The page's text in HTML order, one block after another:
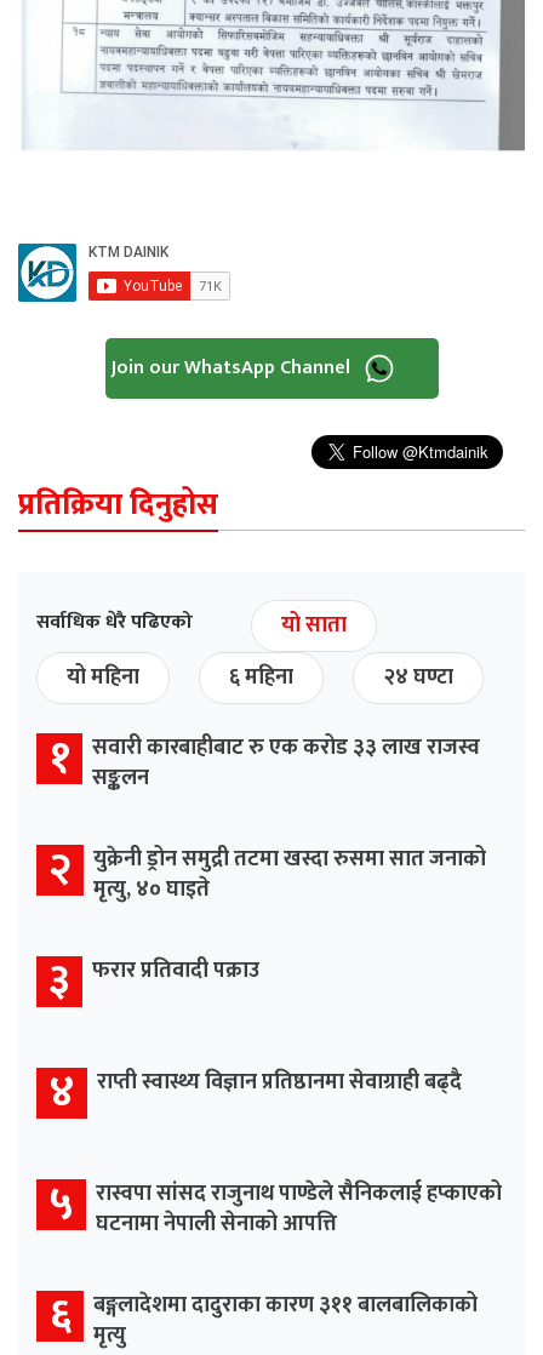
Join our WhatsApp Channel
प्रतिक्रिया दिनुहोस
सर्वाधिक धेरै पढिएको
यो साता
यो महिना
६ महिना २४ घण्टा
१ सवारी कारबाहीबाट रु एक करोड ३३ लाख राजस्व
सङ्कलन
२ युक्रेनी ड्रोन समुद्री तटमा खस्दा रुसमा सात जनाको
मृत्यु, ४० घाइते
३ फरार प्रतिवादी पक्राउ
४ राप्ती स्वास्थ्य विज्ञान प्रतिष्ठानमा सेवाग्राही बढ्दै
५ रास्वपा सांसद राजुनाथ पाण्डेले सैनिकलाई हप्काएको
घटनामा नेपाली सेनाको आपत्ति
६ बङ्गलादेशमा दादुराका कारण ३११ बालबालिकाको
मृत्यु